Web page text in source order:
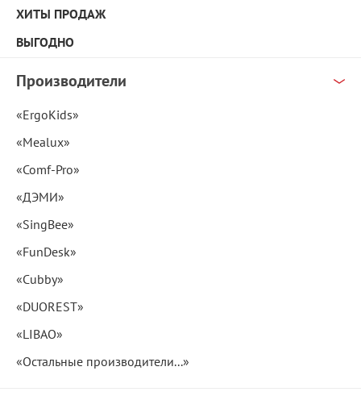
ХИТЫ ПРОДАЖ
ВЫГОДНО
Производители
«ErgoKids»
«Mealux»
«Comf-Pro»
«ДЭМИ»
«SingBee»
«FunDesk»
«Cubby»
«DUOREST»
«LIBAO»
«Остальные производители...»